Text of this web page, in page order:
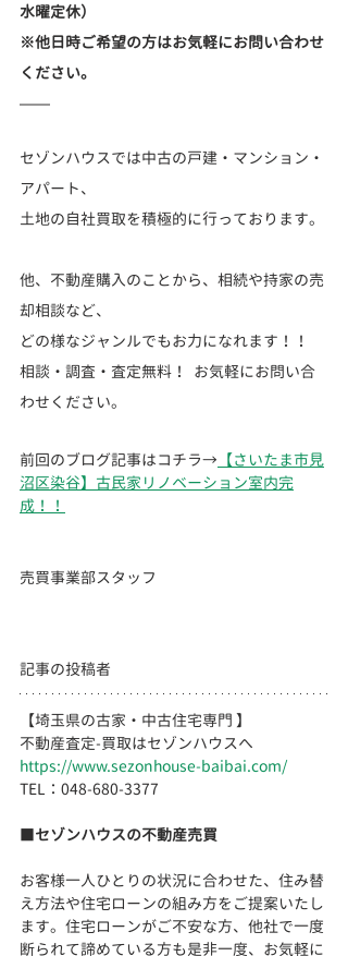
水曜定休）
※他日時ご希望の方はお気軽にお問い合わせ
ください。
セゾンハウスでは中古の戸建・マンション・
アパート、
土地の自社買取を積極的に行っております。
他、不動産購入のことから、相続や持家の売
却相談など、
どの様なジャンルでもお力になれます！！
相談・調査・査定無料！  お気軽にお問い合
わせください。
前回のブログ記事はコチラ→ 【さいたま市見
沼区染谷】古民家リノベーション室内完
成！！
売買事業部スタッフ
記事の投稿者
【埼玉県の古家・中古住宅専門 】
不動産査定-買取はセゾンハウスへ
https://www.sezonhouse-baibai.com/
TEL：048-680-3377
■セゾンハウスの不動産売買
お客様一人ひとりの状況に合わせた、住み替
え方法や住宅ローンの組み方をご提案いたし
ます。住宅ローンがご不安な方、他社で一度
断られて諦めている方も是非一度、お気軽に